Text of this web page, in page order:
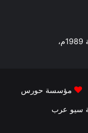
مؤسسة حورس
سيو عرب